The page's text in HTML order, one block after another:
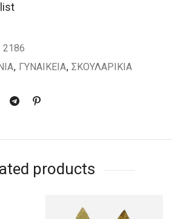
2186
, ΓΥΝΑΙΚΕΙΑ, ΣΚΟΥΛΑΡΙΚΙΑ
products